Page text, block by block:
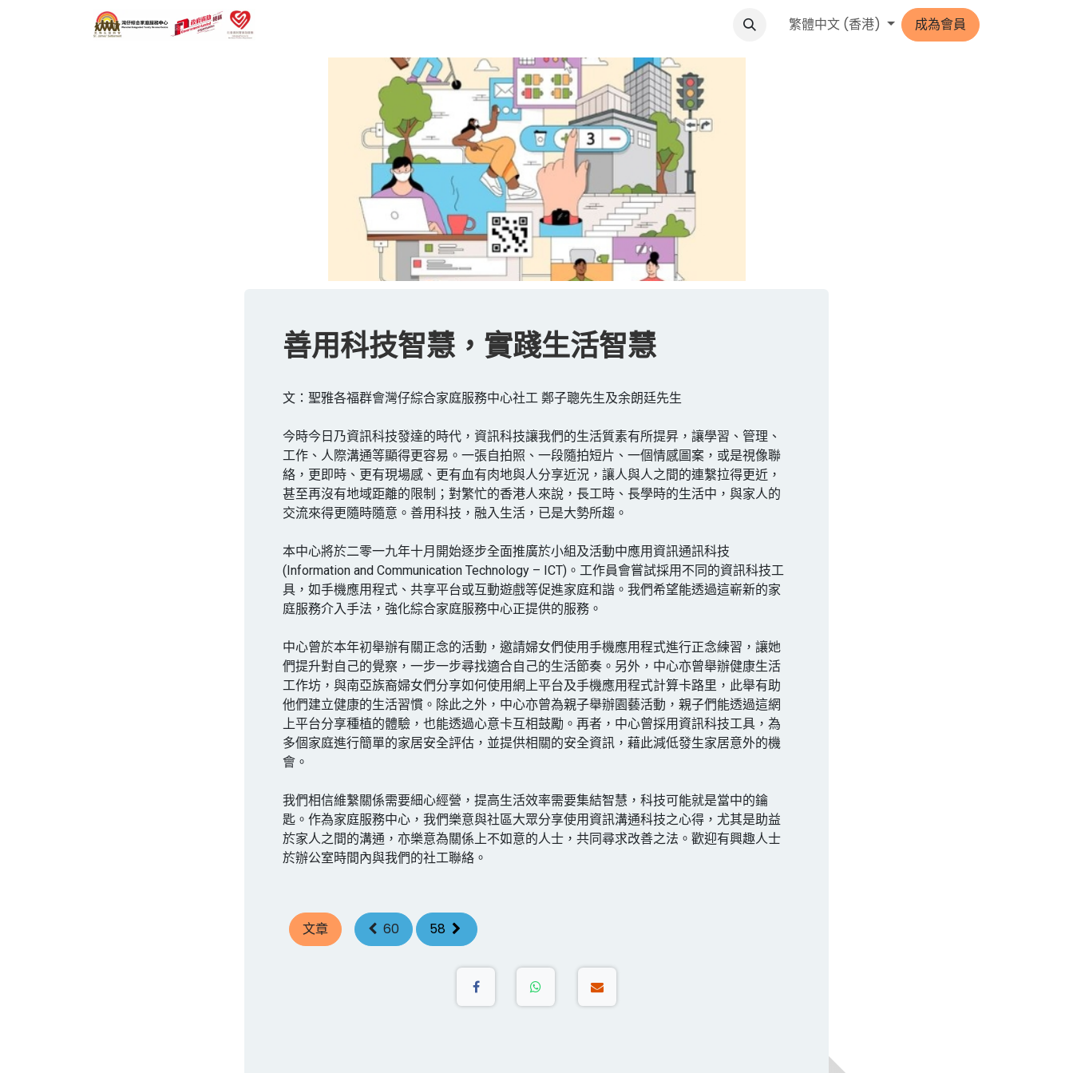
繁體中文 (香港) 成為會員
善用科技智慧，實踐生活智慧
文：聖雅各福群會灣仔綜合家庭服務中心社工 鄭子聰先生及余朗廷先生
今時今日乃資訊科技發達的時代，資訊科技讓我們的生活質素有所提昇，讓學習、管理、
工作、人際溝通等顯得更容易。一張自拍照、一段隨拍短片、一個情感圖案，或是視像聯
絡，更即時、更有現場感、更有血有肉地與人分享近況，讓人與人之間的連繫拉得更近，
甚至再沒有地域距離的限制；對繁忙的香港人來說，長工時、長學時的生活中，與家人的
交流來得更隨時隨意。善用科技，融入生活，已是大勢所趨。
本中心將於二零一九年十月開始逐步全面推廣於小組及活動中應用資訊通訊科技
(Information and Communication Technology – ICT)。工作員會嘗試採用不同的資訊科技工
具，如手機應用程式、共享平台或互動遊戲等促進家庭和諧。我們希望能透過這嶄新的家
庭服務介入手法，強化綜合家庭服務中心正提供的服務。
中心曾於本年初舉辦有關正念的活動，邀請婦女們使用手機應用程式進行正念練習，讓她
們提升對自己的覺察，一步一步尋找適合自己的生活節奏。另外，中心亦曾舉辦健康生活
工作坊，與南亞族裔婦女們分享如何使用網上平台及手機應用程式計算卡路里，此舉有助
他們建立健康的生活習慣。除此之外，中心亦曾為親子舉辦園藝活動，親子們能透過這網
上平台分享種植的體驗，也能透過心意卡互相鼓勵。再者，中心曾採用資訊科技工具，為
多個家庭進行簡單的家居安全評估，並提供相關的安全資訊，藉此減低發生家居意外的機
會。
我們相信維繫關係需要細心經營，提高生活效率需要集結智慧，科技可能就是當中的鑰
匙。作為家庭服務中心，我們樂意與社區大眾分享使用資訊溝通科技之心得，尤其是助益
於家人之間的溝通，亦樂意為關係上不如意的人士，共同尋求改善之法。歡迎有興趣人士
於辦公室時間內與我們的社工聯絡。
文章 60 58